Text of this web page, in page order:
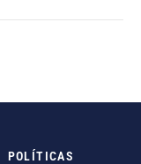
POLÍTICAS